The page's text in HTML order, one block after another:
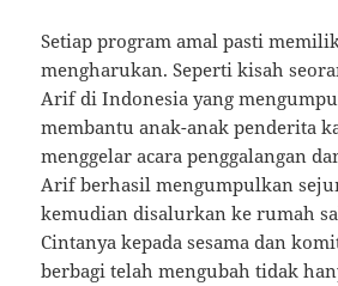
Setiap program amal pasti
mengharukan. Seperti kisah
Arif di Indonesia yang
membantu anak-anak penderita
menggelar acara penggalangan
Arif berhasil mengumpulkan
kemudian disalurkan ke rumah
Cintanya kepada sesama dan
berbagi telah mengubah tidak